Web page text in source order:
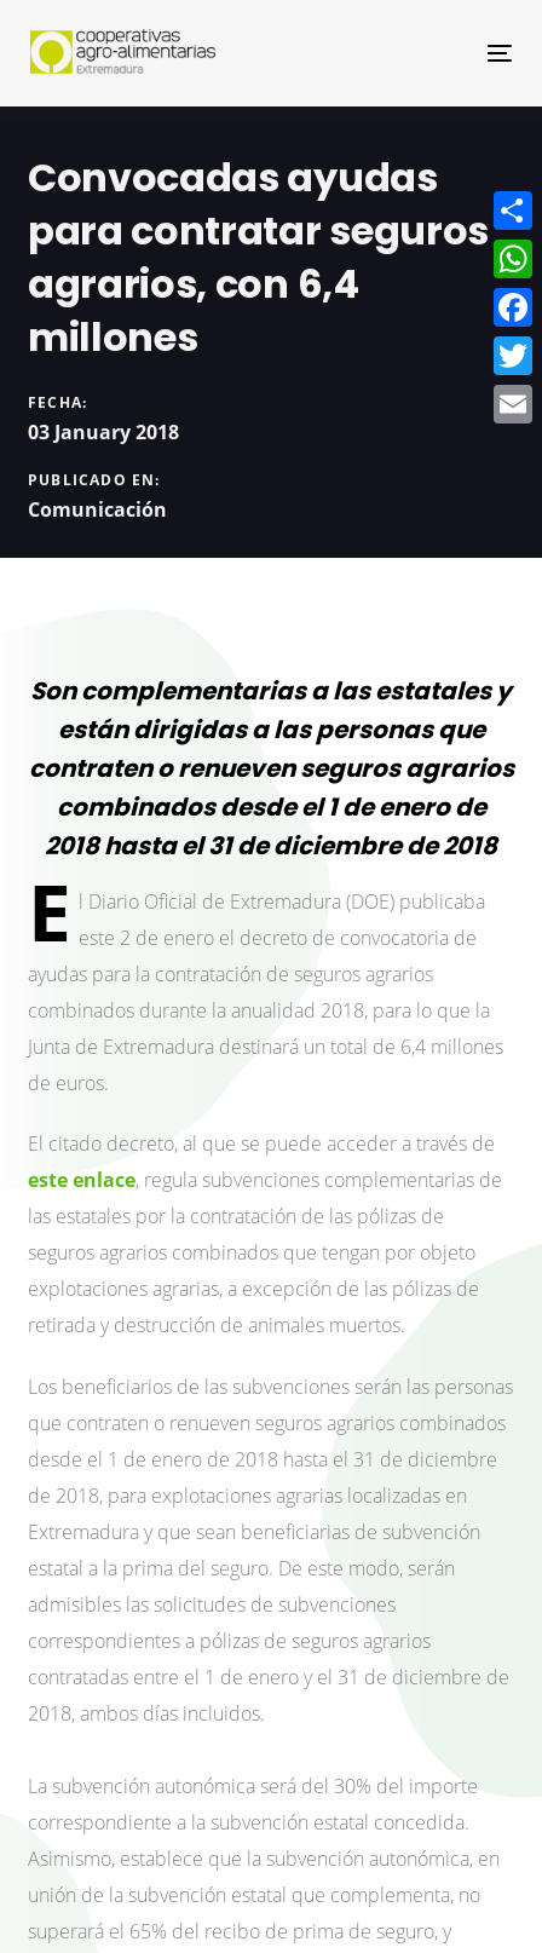
Convocadas ayudas
para contratar seguros
agrarios, con 6,4
millones
FECHA:
03 January 2018
PUBLICADO EN:
Comunicación
Son complementarias a las estatales y
están dirigidas a las personas que
contraten o renueven seguros agrarios
combinados desde el 1 de enero de
2018 hasta el 31 de diciembre de 2018
E l Diario Oficial de Extremadura (DOE) publicaba
este 2 de enero el decreto de convocatoria de
ayudas para la contratación de seguros agrarios
combinados durante la anualidad 2018, para lo que la
Junta de Extremadura destinará un total de 6,4 millones
de euros.
El citado decreto, al que se puede acceder a través de
este enlace, regula subvenciones complementarias de
las estatales por la contratación de las pólizas de
seguros agrarios combinados que tengan por objeto
explotaciones agrarias, a excepción de las pólizas de
retirada y destrucción de animales muertos.
Los beneficiarios de las subvenciones serán las personas
que contraten o renueven seguros agrarios combinados
desde el 1 de enero de 2018 hasta el 31 de diciembre
de 2018, para explotaciones agrarias localizadas en
Extremadura y que sean beneficiarias de subvención
estatal a la prima del seguro. De este modo, serán
admisibles las solicitudes de subvenciones
correspondientes a pólizas de seguros agrarios
contratadas entre el 1 de enero y el 31 de diciembre de
2018, ambos días incluidos.
La subvención autonómica será del 30% del importe
correspondiente a la subvención estatal concedida.
Asimismo, establece que la subvención autonómica, en
unión de la subvención estatal que complementa, no
superará el 65% del recibo de prima de seguro, y